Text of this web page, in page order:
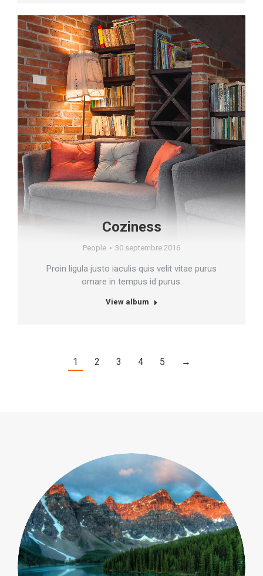
Coziness
People 30 septembre 2016
Proin ligula justo iaculis quis velit vitae purus
ornare in tempus id purus.
View album
1 2 3 4 5 →